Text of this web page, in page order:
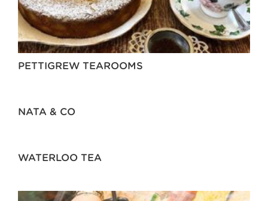
PETTIGREW TEAROOMS
NATA & CO
WATERLOO TEA